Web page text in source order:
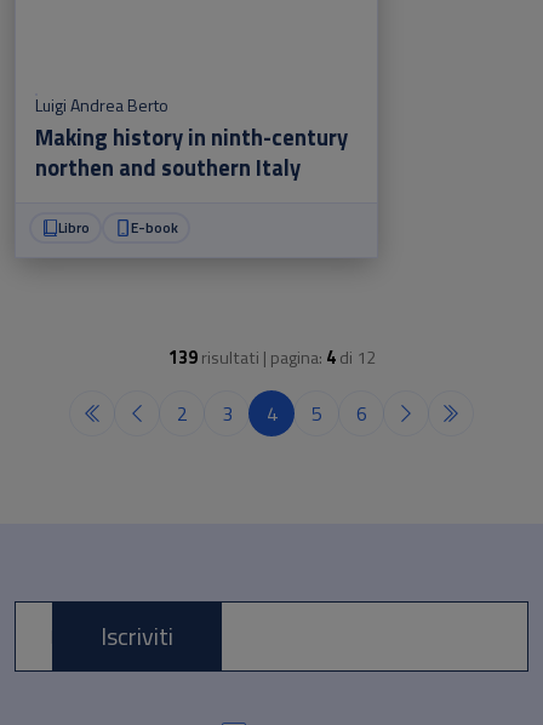
Luigi Andrea Berto
Making history in ninth-century
northen and southern Italy
Libro E-book
139risultati | pagina: 4di 12
2 3 4 5 6
E-mail *Iscriviti